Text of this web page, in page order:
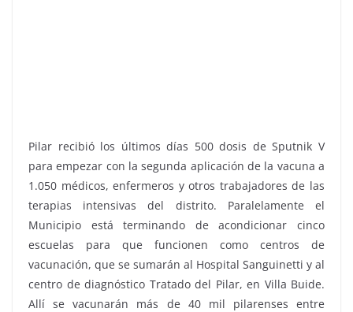
Pilar recibió los últimos días 500 dosis de Sputnik V
para empezar con la segunda aplicación de la vacuna a
1.050 médicos, enfermeros y otros trabajadores de las
terapias intensivas del distrito. Paralelamente el
Municipio está terminando de acondicionar cinco
escuelas para que funcionen como centros de
vacunación, que se sumarán al Hospital Sanguinetti y al
centro de diagnóstico Tratado del Pilar, en Villa Buide.
Allí se vacunarán más de 40 mil pilarenses entre